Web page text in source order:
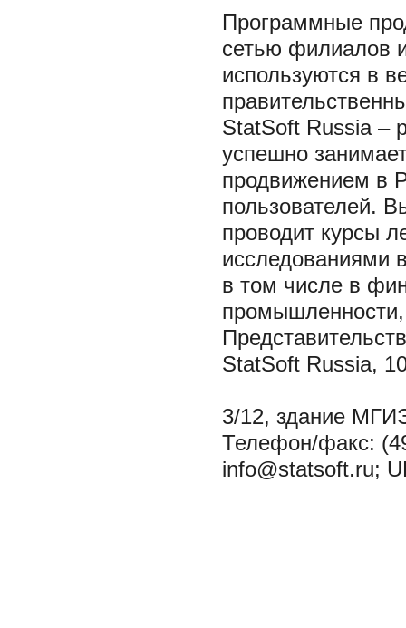
Программные
сетью филиалов
используются в
StatSoft Russia –
успешно
продвижением в
пользователей.
проводит курсы
исследованиями
в том числе в
StatSoft Russia,
3/12, здание
Телефон/факс:
info@statsoft.ru;